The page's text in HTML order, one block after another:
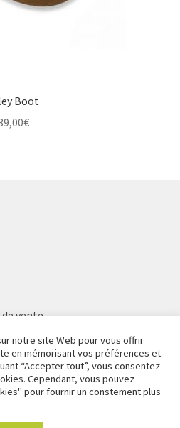
à partir du 7 aout au soir
Boot
€
vente
de Confidentialité
Brands
notre site Web pour vous offrir
en mémorisant vos préférences et
“Accepter tout”, vous consentez
Cependant, vous pouvez
pour fournir un constement plus